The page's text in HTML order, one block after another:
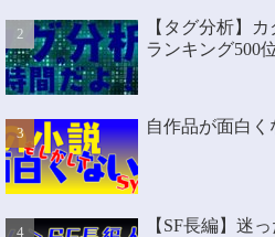
【タグ分析】
ランキング500
自作品が面白
【SF長編】迷